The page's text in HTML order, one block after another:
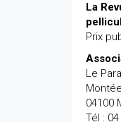
La
Prix
Le
04100
Tél :